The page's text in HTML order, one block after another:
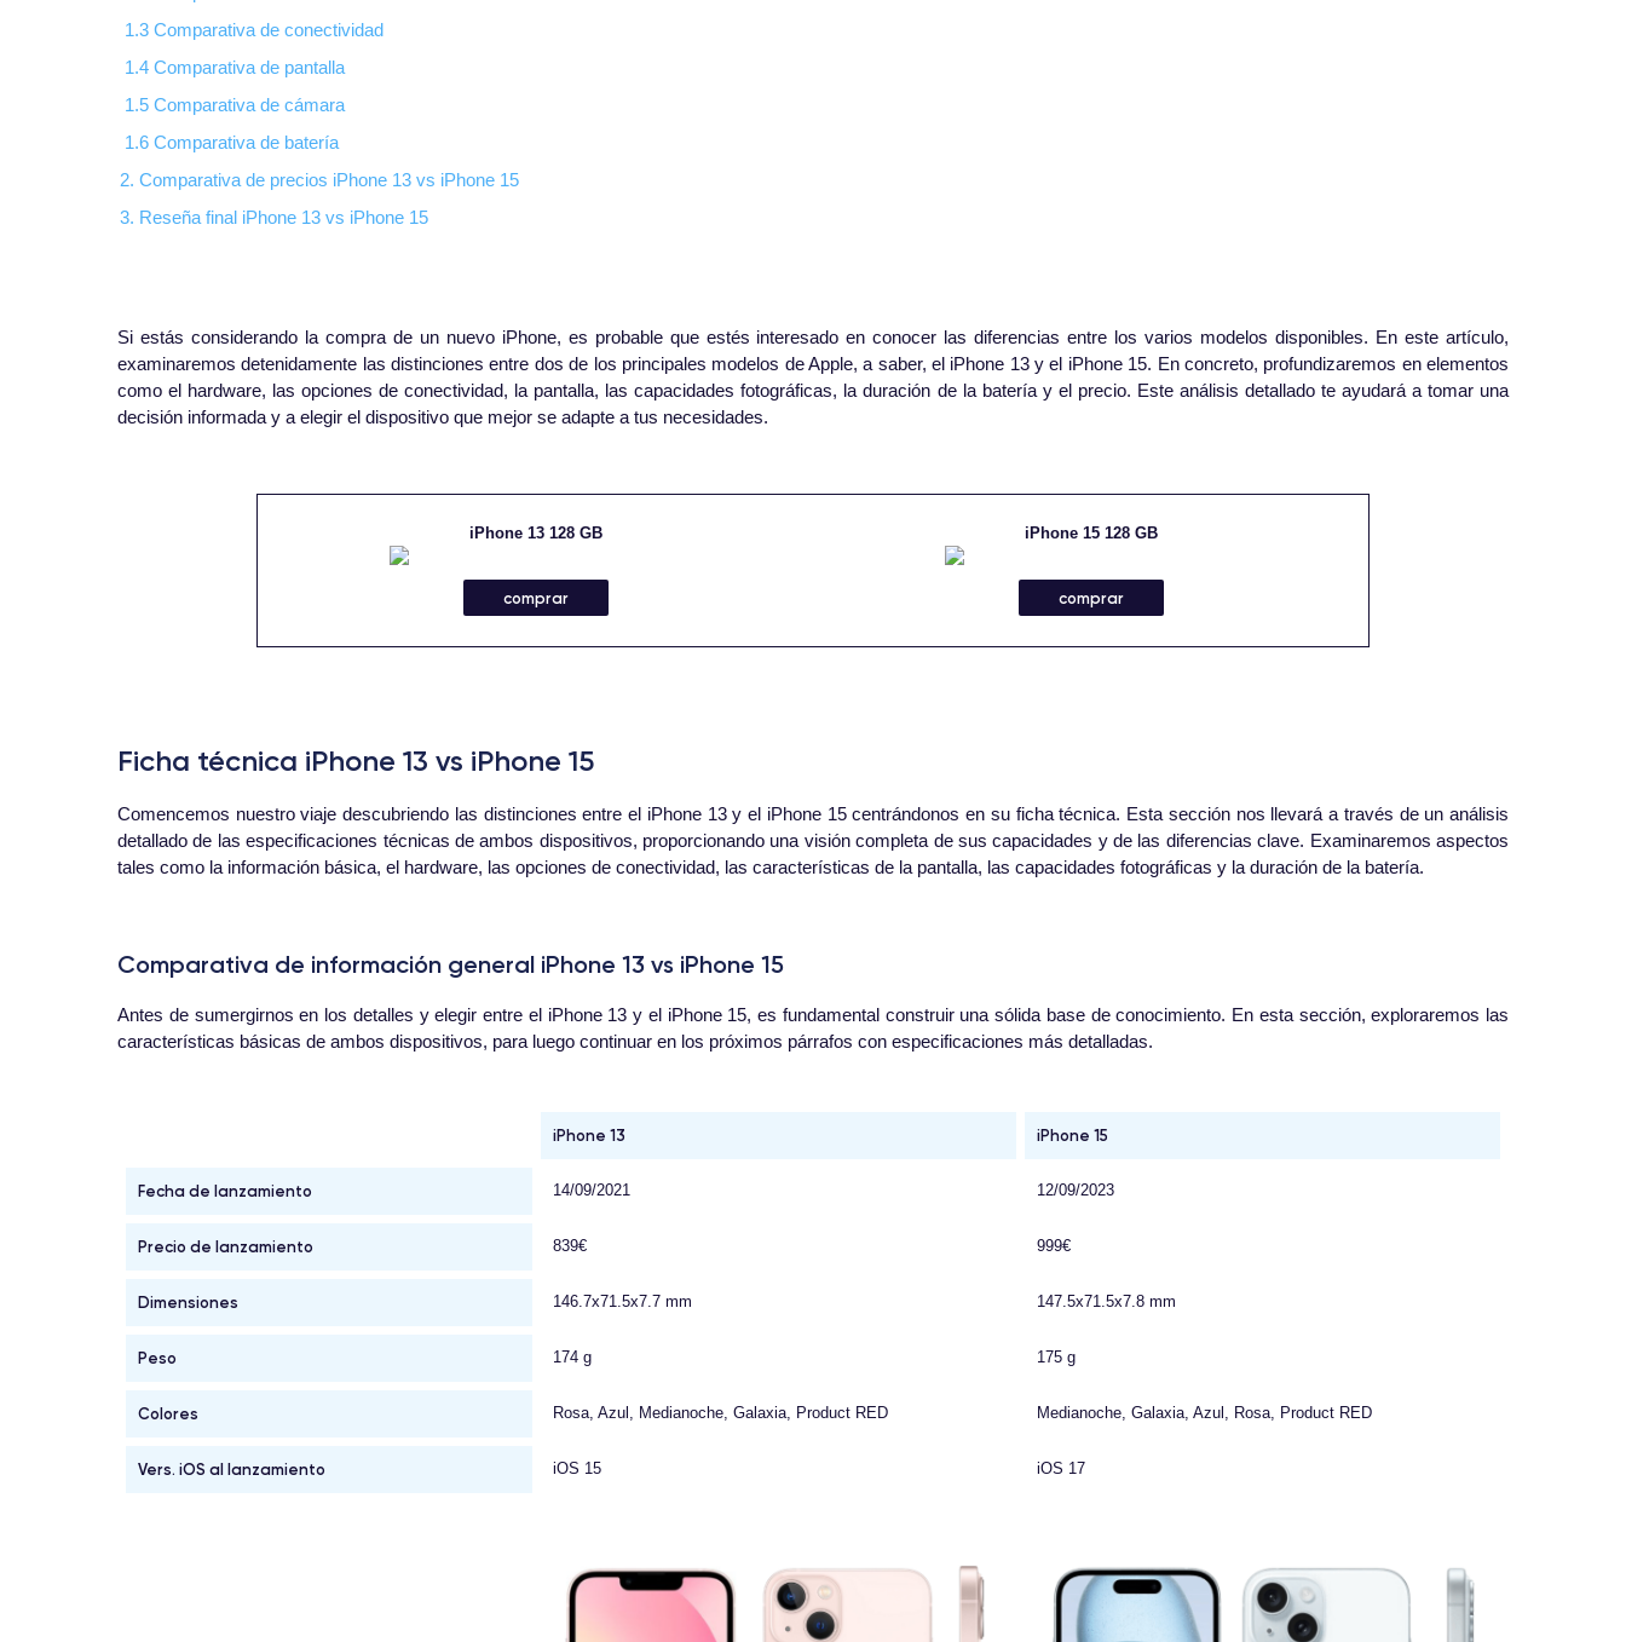
1.3 Comparativa de conectividad
1.4 Comparativa de pantalla
1.5 Comparativa de cámara
1.6 Comparativa de batería
2. Comparativa de precios iPhone 13 vs iPhone 15
3. Reseña final iPhone 13 vs iPhone 15
Si estás considerando la compra de un nuevo iPhone, es probable que estés interesado en conocer las diferencias entre los varios modelos disponibles. En este artículo,
examinaremos detenidamente las distinciones entre dos de los principales modelos de Apple, a saber, el iPhone 13 y el iPhone 15. En concreto, profundizaremos en elementos
como el hardware, las opciones de conectividad, la pantalla, las capacidades fotográficas, la duración de la batería y el precio. Este análisis detallado te ayudará a tomar una
decisión informada y a elegir el dispositivo que mejor se adapte a tus necesidades.
iPhone 13 128 GB
comprar
iPhone 15 128 GB
comprar
Ficha técnica iPhone 13 vs iPhone 15
Comencemos nuestro viaje descubriendo las distinciones entre el iPhone 13 y el iPhone 15 centrándonos en su ficha técnica. Esta sección nos llevará a través de un análisis
detallado de las especificaciones técnicas de ambos dispositivos, proporcionando una visión completa de sus capacidades y de las diferencias clave. Examinaremos aspectos
tales como la información básica, el hardware, las opciones de conectividad, las características de la pantalla, las capacidades fotográficas y la duración de la batería.
Comparativa de información general iPhone 13 vs iPhone 15
Antes de sumergirnos en los detalles y elegir entre el iPhone 13 y el iPhone 15, es fundamental construir una sólida base de conocimiento. En esta sección, exploraremos las
características básicas de ambos dispositivos, para luego continuar en los próximos párrafos con especificaciones más detalladas.
iPhone 13 iPhone 15
Fecha de lanzamiento 14/09/2021 12/09/2023
Precio de lanzamiento 839€ 999€
Dimensiones 146.7x71.5x7.7 mm 147.5x71.5x7.8 mm
Peso 174 g 175 g
Colores Rosa, Azul, Medianoche, Galaxia, Product RED Medianoche, Galaxia, Azul, Rosa, Product RED
Vers. iOS al lanzamiento iOS 15 iOS 17